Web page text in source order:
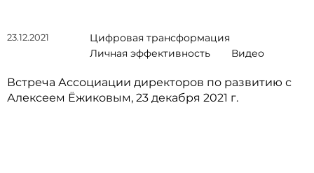
23.12.2021
Цифровая трансформация
Личная эффективность
Видео
Встреча Ассоциации директоров по развитию с
Алексеем Ёжиковым, 23 декабря 2021 г.